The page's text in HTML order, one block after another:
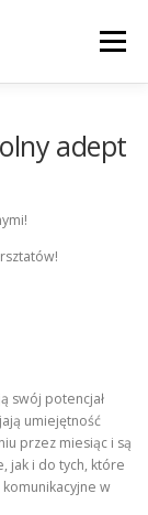
Menu
adept
swój potencjał
umiejętność
przez miesiąc i są
jak i do tych, które
w